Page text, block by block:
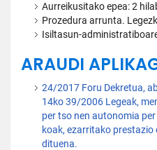
Aurreikusitako epea: 2
Prozedura arrunta.
Isiltasun-
ARAUDI
24/2017 Foru Dekretua,
14ko 39/2006 Legeak,
per tso nen autonomia
koak, ezarritako
dituena.